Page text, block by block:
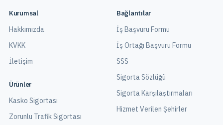
Kurumsal
Hakkımızda
KVKK
İletişim
Ürünler
Kasko Sigortası
Zorunlu Trafik Sigortası
Bağlantılar
İş Başvuru Formu
İş Ortağı Başvuru Formu
SSS
Sigorta Sözlüğü
Sigorta Karşılaştırmaları
Hizmet Verilen Şehirler